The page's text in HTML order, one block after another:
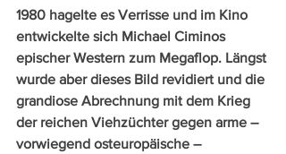
1980 hagelte es Verrisse und im Kino
entwickelte sich Michael Ciminos
epischer Western zum Megaflop. Längst
wurde aber dieses Bild revidiert und die
grandiose Abrechnung mit dem Krieg
der reichen Viehzüchter gegen arme –
vorwiegend osteuropäische –